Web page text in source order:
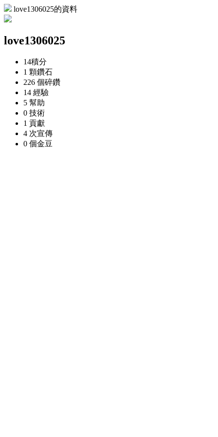
love1306025的資料
love1306025
14積分
1 顆鑽石
226 個碎鑽
14 經驗
5 幫助
0 技術
1 貢獻
4 次宣傳
0 個金豆